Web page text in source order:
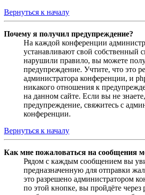
Вернуться к началу
Почему я получил предупреждение?
На каждой конференции
устанавливают свой собственный
нарушили правило, вы можете
предупреждение. Учтите, что это
администратора конференции, и
никакого отношения к
на данном сайте. Если вы не
предупреждение, свяжитесь с
конференции.
Вернуться к началу
Как мне пожаловаться на сообщения
Рядом с каждым сообщением вы
предназначенную для отправки
это разрешено администратором
по этой кнопке, вы пройдёте через